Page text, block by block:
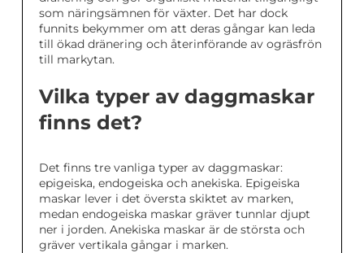
som näringsämnen för växter. Det har dock
funnits bekymmer om att deras gångar kan leda
till ökad dränering och återinförande av ogräsfrön
till markytan.
Vilka typer av daggmaskar
finns det?
Det finns tre vanliga typer av daggmaskar:
epigeiska, endogeiska och anekiska. Epigeiska
maskar lever i det översta skiktet av marken,
medan endogeiska maskar gräver tunnlar djupt
ner i jorden. Anekiska maskar är de största och
gräver vertikala gångar i marken.